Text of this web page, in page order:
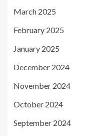
March 2025
February 2025
January 2025
December 2024
November 2024
October 2024
September 2024